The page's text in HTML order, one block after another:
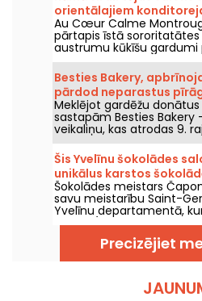
orientālajiem
izstrādājumiem un
Montrouge
Au Cœur Calme
pārtapis īstā
austrumu kūkīšu gardumi
iekšējā miera
degustācijām šī draudzīgā
aicina sievietes atjaunot
izmantojot holistiskas
Besties Bakery,
pārdod neparastus
Meklējot gardēžu donātus
sastapām Besties Bakery
veikaliņu, kas atrodas 9.
metrus no Sēnas krasta.
piedāvā meitenīgā
donātus pēc oriģinālām
noteikti iepriecinās gan
Veikalā ne tikai piedāvā
donātus, bet arī dzērienus
personalizētu kastīšu
Šis Yvelīnu šokolādes
unikālus karstos
gardumiem
Šokolādes meistars
savu meistarību Saint-
Yvelīnu departamentā,
salons (drīzāk –
izsmalcināto kakao
ekskluzīvus karstos
pasniegtus vecmodīgi
mājās veidotās kūciņas.
Precizējiet